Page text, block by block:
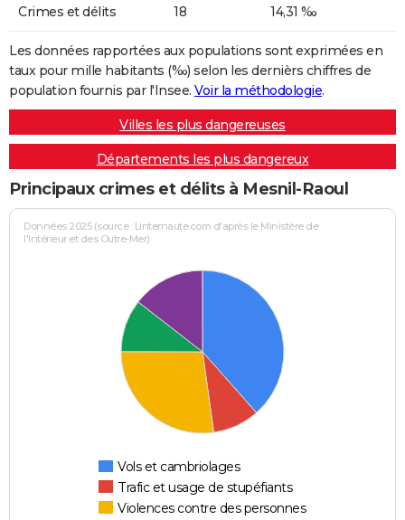
Crimes et délits 18 14,31 ‰
Les données rapportées aux populations sont exprimées en
taux pour mille habitants (‰) selon les dernièrs chiffres de
population fournis par l'Insee. Voir la méthodologie.
Villes les plus dangereuses
Départements les plus dangereux
Principaux crimes et délits à Mesnil-Raoul
Données 2025 (source : Linternaute.com d'après le Ministère de
l'Intérieur et des Outre-Mer)
Vols et cambriolages
Trafic et usage de stupéfiants
Violences contre des personnes